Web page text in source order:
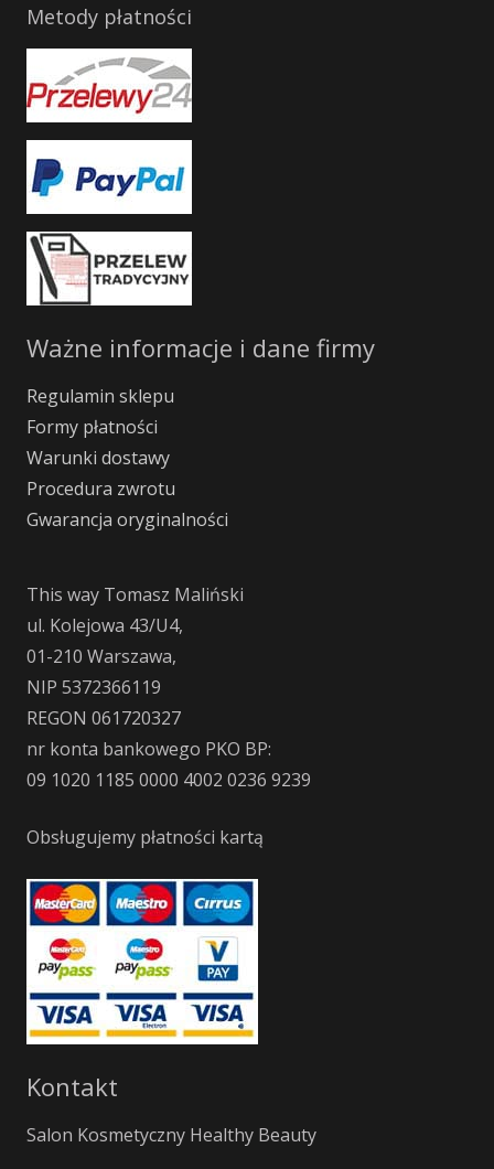
Metody płatności
Ważne informacje i dane firmy
Regulamin sklepu
Formy płatności
Warunki dostawy
Procedura zwrotu
Gwarancja oryginalności
This way Tomasz Maliński
ul. Kolejowa 43/U4,
01-210 Warszawa,
NIP 5372366119
REGON 061720327
nr konta bankowego PKO BP:
09 1020 1185 0000 4002 0236 9239
Obsługujemy płatności kartą
Kontakt
Salon Kosmetyczny Healthy Beauty